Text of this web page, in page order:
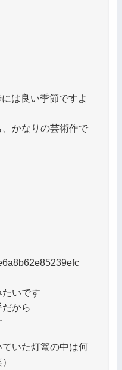
は良い季節ですよ
かなりの芸術作で
いです
から
いた灯篭の中は何